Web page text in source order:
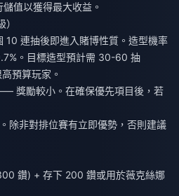
值以獲得最大收益。
連抽後即進入賭博性質。造型機率
。目標造型預計需 30-60 抽
預算玩家。
獎勵較小。在確保優先項目後，若
非對排位賽有立即優勢，否則建議
鑽) + 存下 200 鑽或用於薇克絲娜